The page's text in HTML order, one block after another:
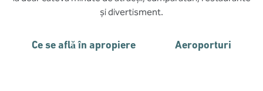
și divertisment.
Ce se află în apropiere Aeroporturi